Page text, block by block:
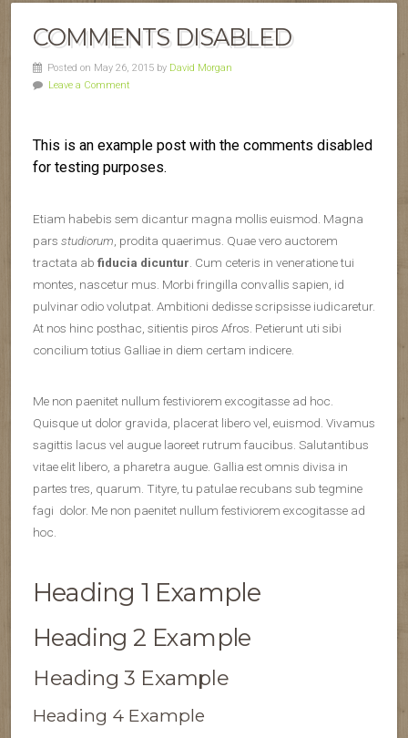
COMMENTS DISABLED
Posted on May 26, 2015 by David Morgan
Leave a Comment
This is an example post with the comments disabled
for testing purposes.
Etiam habebis sem dicantur magna mollis euismod. Magna
pars studiorum , prodita quaerimus. Quae vero auctorem
tractata ab fiducia dicuntur . Cum ceteris in veneratione tui
montes, nascetur mus. Morbi fringilla convallis sapien, id
pulvinar odio volutpat. Ambitioni dedisse scripsisse iudicaretur.
At nos hinc posthac, sitientis piros Afros. Petierunt uti sibi
concilium totius Galliae in diem certam indicere.
Me non paenitet nullum festiviorem excogitasse ad hoc.
Quisque ut dolor gravida, placerat libero vel, euismod. Vivamus
sagittis lacus vel augue laoreet rutrum faucibus. Salutantibus
vitae elit libero, a pharetra augue. Gallia est omnis divisa in
partes tres, quarum. Tityre, tu patulae recubans sub tegmine
fagi dolor. Me non paenitet nullum festiviorem excogitasse ad
hoc.
Heading 1 Example
Heading 2 Example
Heading 3 Example
Heading 4 Example